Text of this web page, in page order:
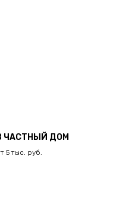
ЧАСТНЫЙ ДОМ
5 тыс. руб.